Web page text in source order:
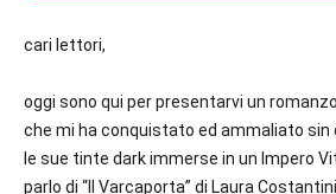
cari lettori,
oggi sono qui per presentarvi un
che mi ha conquistato ed ammaliato sin
le sue tinte dark immerse in un Impero
parlo di “Il Varcaporta” di Laura